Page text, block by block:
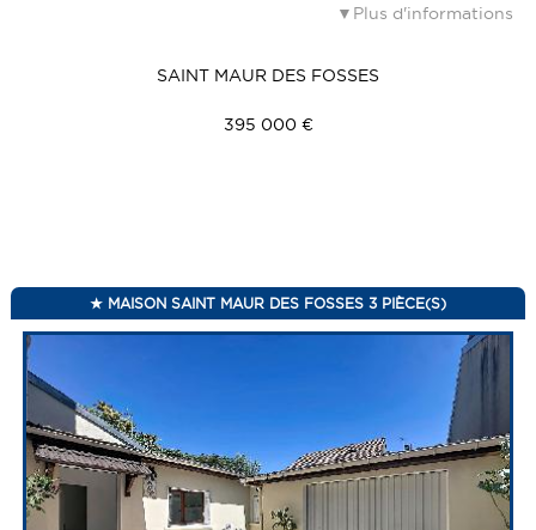
Plus d'informations
SAINT MAUR DES FOSSES
395 000 €
MAISON SAINT MAUR DES FOSSES 3 PIÈCE(S)